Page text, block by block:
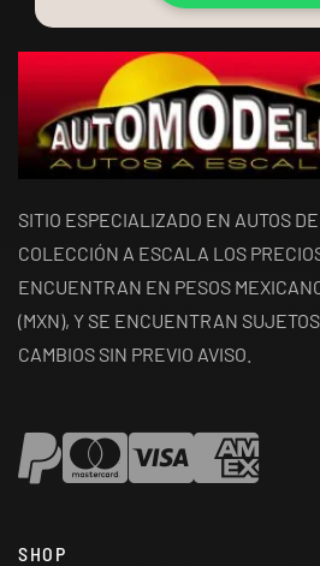
SITIO ESPECIALIZADO EN AUTOS DE
COLECCIÓN A ESCALA LOS
ENCUENTRAN EN PESOS
(MXN), Y SE ENCUENTRAN
CAMBIOS SIN PREVIO AVISO.
SHOP